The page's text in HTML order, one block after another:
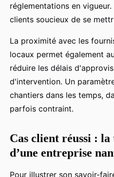
réglementations en
clients soucieux de se
La proximité avec les
locaux permet également
réduire les délais
d'intervention. Un
chantiers dans les temps,
parfois contraint.
Cas client réussi :
d’une entreprise
Pour illustrer son savoir-